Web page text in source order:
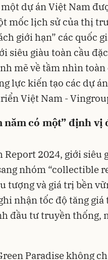
dự án Việt Nam
mốc lịch sử của thị
giới hạn” các quốc
siêu giàu toàn cầu
mẽ về tầm nhìn
lực kiến tạo các dự
Việt Nam -
có một” định vị
2024, giới siêu
nhóm “collectible
tượng và giá trị bền
nhận tốc độ tăng
đầu tư truyền thống,
Paradise không